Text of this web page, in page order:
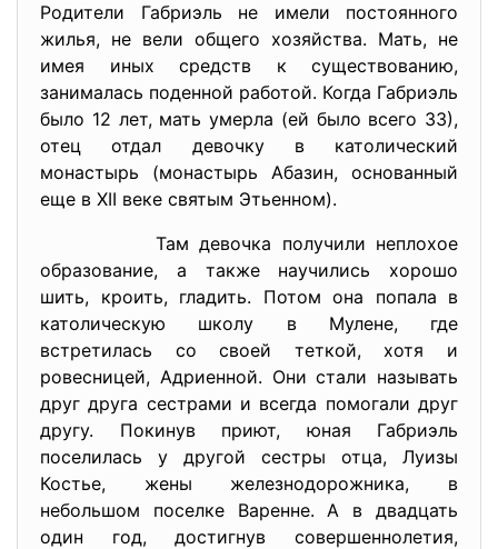
Родители Габриэль не имели постоянного
жилья, не вели общего хозяйства. Мать, не
имея иных средств к существованию,
занималась поденной работой. Когда Габриэль
было 12 лет, мать умерла (ей было всего 33),
отец отдал девочку в католический
монастырь (монастырь Абазин, основанный
еще в XII веке святым Этьенном).
Там девочка получили неплохое
образование, а также научились хорошо
шить, кроить, гладить. Потом она попала в
католическую школу в Мулене, где
встретилась со своей теткой, хотя и
ровесницей, Адриенной. Они стали называть
друг друга сестрами и всегда помогали друг
другу. Покинув приют, юная Габриэль
поселилась у другой сестры отца, Луизы
Костье, жены железнодорожника, в
небольшом поселке Варенне. А в двадцать
один год, достигнув совершеннолетия,